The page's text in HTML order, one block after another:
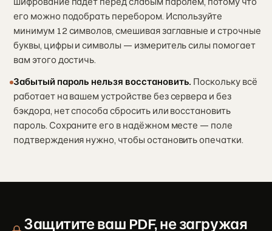
его можно подобрать перебором. Используйте
минимум 12 символов, смешивая заглавные и строчные
буквы, цифры и символы — измеритель силы помогает
вам этого достичь.
Забытый пароль нельзя восстановить. Поскольку всё
работает на вашем устройстве без сервера и без
бэкдора, нет способа сбросить или восстановить
пароль. Сохраните его в надёжном месте — поле
подтверждения нужно, чтобы остановить опечатки.
Защитите ваш PDF, не загружая